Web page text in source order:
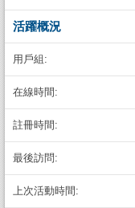
活躍概況
用戶組:
在線時間:
註冊時間:
最後訪問:
上次活動時間: